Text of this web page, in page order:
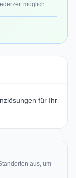
möglich.
für Ihr
aus, um